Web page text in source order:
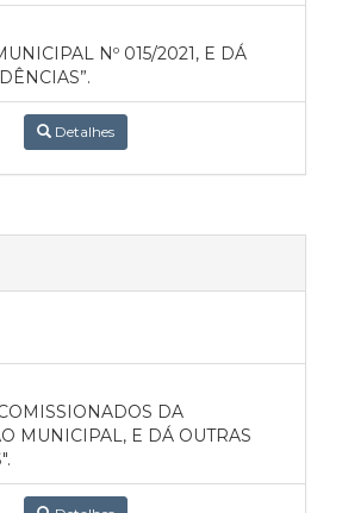
Nº 015/2021, E DÁ
Detalhes
DA
MUNICIPAL, E DÁ OUTRAS